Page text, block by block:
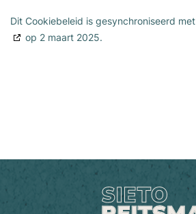
Dit Cookiebeleid is gesynchroniseerd met
op 2 maart 2025.